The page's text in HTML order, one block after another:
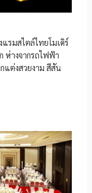
แรมสไตล์ไทยโมเดิร์
ห่างจากรถไฟฟ้า
แต่งสวยงาม สีสัน